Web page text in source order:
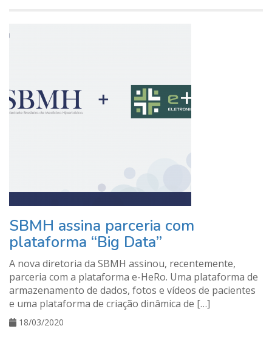
SBMH assina parceria com
plataforma “Big Data”
A nova diretoria da SBMH assinou, recentemente,
parceria com a plataforma e-HeRo. Uma plataforma de
armazenamento de dados, fotos e vídeos de pacientes
e uma plataforma de criação dinâmica de […]
18/03/2020